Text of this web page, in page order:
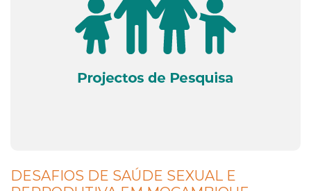
DESAFIOS DE SAÚDE SEXUAL E